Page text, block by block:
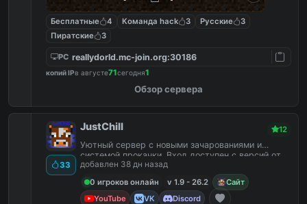
Бесплатные 4 Команда hack 3 Русские
3
Пиратские
3
PC reallydorld.mc-join.org:30186
копий IPв августе71сегодня1
Обзор сервера
33
JustChill 12
Уютный сервер с новыми зачарованиями и
системой прокачки. Вход доступен с версий от
1.9 до 26.2
добавлен 38 дн назад
0 игроков онлайн
v 1.9 - 26.2
Сайт
YouTube
VK Discord